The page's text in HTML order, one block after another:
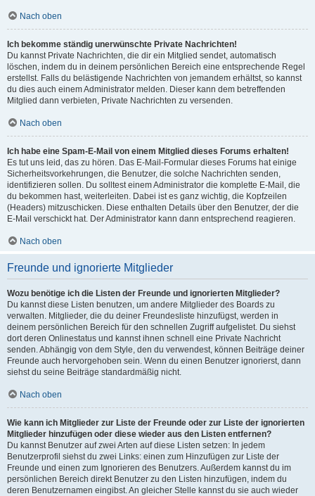
Nach oben
Ich bekomme ständig unerwünschte Private Nachrichten!
Du kannst Private Nachrichten, die dir ein Mitglied sendet, automatisch
löschen, indem du in deinem persönlichen Bereich eine entsprechende Regel
erstellst. Falls du belästigende Nachrichten von jemandem erhältst, so kannst
du dies auch einem Administrator melden. Dieser kann dem betreffenden
Mitglied dann verbieten, Private Nachrichten zu versenden.
Nach oben
Ich habe eine Spam-E-Mail von einem Mitglied dieses Forums erhalten!
Es tut uns leid, das zu hören. Das E-Mail-Formular dieses Forums hat einige
Sicherheitsvorkehrungen, die Benutzer, die solche Nachrichten senden,
identifizieren sollen. Du solltest einem Administrator die komplette E-Mail, die
du bekommen hast, weiterleiten. Dabei ist es ganz wichtig, die Kopfzeilen
(Headers) mitzuschicken. Diese enthalten Details über den Benutzer, der die
E-Mail verschickt hat. Der Administrator kann dann entsprechend reagieren.
Nach oben
Freunde und ignorierte Mitglieder
Wozu benötige ich die Listen der Freunde und ignorierten Mitglieder?
Du kannst diese Listen benutzen, um andere Mitglieder des Boards zu
verwalten. Mitglieder, die du deiner Freundesliste hinzufügst, werden in
deinem persönlichen Bereich für den schnellen Zugriff aufgelistet. Du siehst
dort deren Onlinestatus und kannst ihnen schnell eine Private Nachricht
senden. Abhängig von dem Style, den du verwendest, können Beiträge deiner
Freunde auch hervorgehoben sein. Wenn du einen Benutzer ignorierst, dann
siehst du seine Beiträge standardmäßig nicht.
Nach oben
Wie kann ich Mitglieder zur Liste der Freunde oder zur Liste der ignorierten
Mitglieder hinzufügen oder diese wieder aus den Listen entfernen?
Du kannst Benutzer auf zwei Arten auf diese Listen setzen: In jedem
Benutzerprofil siehst du zwei Links: einen zum Hinzufügen zur Liste der
Freunde und einen zum Ignorieren des Benutzers. Außerdem kannst du im
persönlichen Bereich direkt Benutzer zu den Listen hinzufügen, indem du
deren Benutzernamen eingibst. An gleicher Stelle kannst du sie auch wieder